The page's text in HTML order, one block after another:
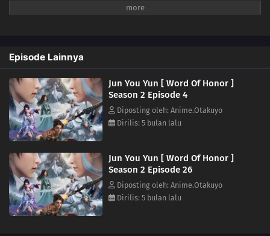
13 Episode 13
10 Episode 10
09 Episode 9
08 Episode 8
07 Episode 7
06 Episode 6
Jian, yang telah mengurung diri di Penjara You selama dua puluh
kekacauan besar pun terjadi di dunia persilatan. Untuk
menyelamatkan Nangong Xi’er yang terluka, Su Baiyi pergi ke Kunlun
Utara bersama Su Jian untuk menemui leluhur tua keluarga Su, Su
Suomo. Sementara itu, Xie Yuling dan Feng Zuojun pergi ke Gunung
Qingcheng dan Kota Iblis untuk belajar ilmu bela diri. Di tengah arus
bawah yang gelap, Pulau Abadi Yingzhou muncul kembali, dan para
tamu dari Yingzhou menantang para ahli bela diri, dengan ancaman:
Episode Lainnya
Jun You Yun [ Word Of Honor ]
Season 2 Episode 4
Diposting oleh: Anime.Otakuyo
Dirilis: 5 bulan lalu
Jun You Yun [ Word Of Honor ]
Season 2 Episode 26
Diposting oleh: Anime.Otakuyo
Dirilis: 5 bulan lalu